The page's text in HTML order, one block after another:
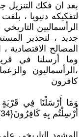
بعد ان فكك التنزيل
لتفكيكه دنيويا ،
الرأسماليين
جديد ، لتحذير
المصالح
وما أرسلنا في
،الرأسماليون
كافرون
وَمَا أَرْسَلْنَا فِي قَرْيَةٍ
أُرْسِلْتُم بِهِ كَافِرُونَ{34}